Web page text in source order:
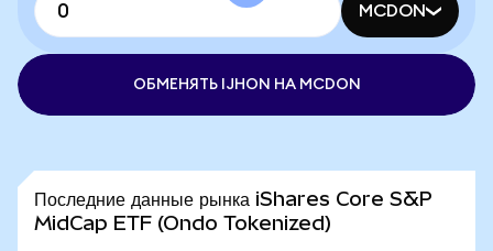
MCDON
ОБМЕНЯТЬ IJHON НА MCDON
Последние данные рынка iShares Core S&P
MidCap ETF (Ondo Tokenized)